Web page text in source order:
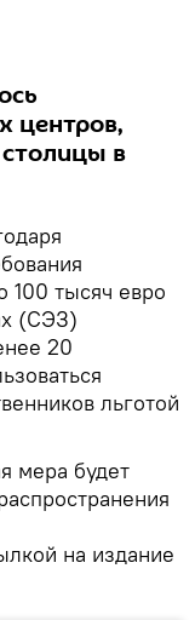
центров,
в
100 тысяч евро
(СЭЗ)
20
льготой
мера будет
на издание